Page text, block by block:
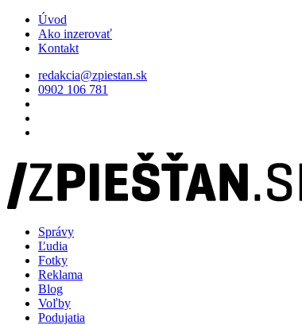
Úvod
Ako inzerovať
Kontakt
redakcia@zpiestan.sk
0902 106 781
Správy
Ľudia
Fotky
Reklama
Blog
Voľby
Podujatia